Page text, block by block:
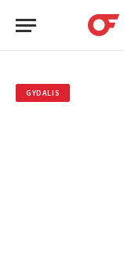
GYDALIS